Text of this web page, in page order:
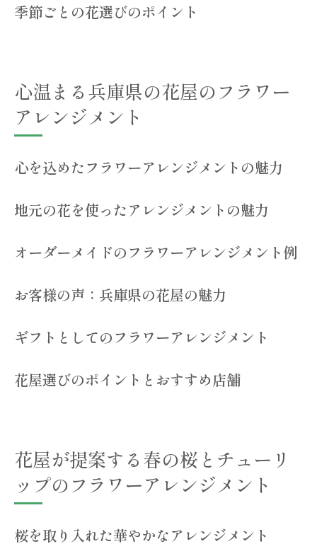
桜を取り入れた華やかなアレンジメント
ン
桜とチューリップの組み合わせの魅力
春を感じるフラワーアレンジメントの作り
夏のひまわりとアジサイのフラワーアレンジメ
ひまわりを使った明るいアレンジメント
夏の花を長持ちさせるコツ
夏のイベントに合うアレンジメント例
兵庫県の花屋が提案する夏のフラワーギフ
コスモスを使った風情あるアレンジメント
紅葉を取り入れた秋のアレンジメント
ン
季節ごとの花選びのポイント
心温まる兵庫県の花屋のフラワー
アレンジメント
心を込めたフラワーアレンジメントの魅力
地元の花を使ったアレンジメントの魅力
オーダーメイドのフラワーアレンジメント例
お客様の声：兵庫県の花屋の魅力
ギフトとしてのフラワーアレンジメント
花屋選びのポイントとおすすめ店舗
花屋が提案する春の桜とチューリ
ップのフラワーアレンジメント
桜を取り入れた華やかなアレンジメント